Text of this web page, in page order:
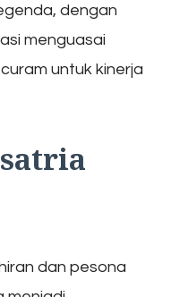
dengan
menguasai
untuk kinerja
dan pesona